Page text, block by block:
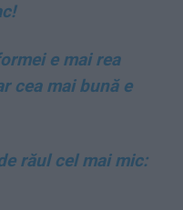
e mai rea
cea mai bună e
răul cel mai mic: